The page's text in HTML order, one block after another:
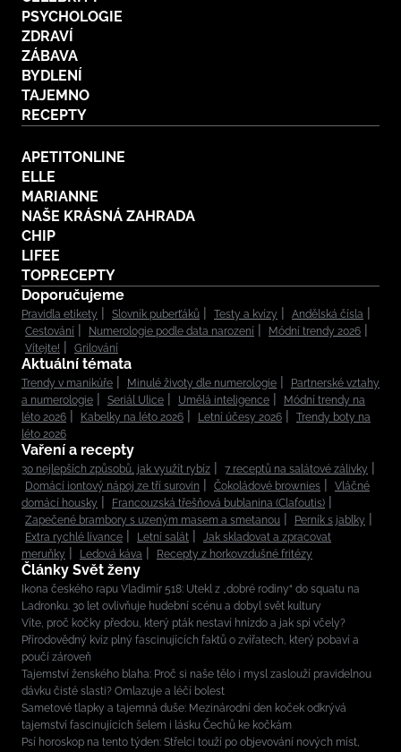
PSYCHOLOGIE
ZDRAVÍ
ZÁBAVA
BYDLENÍ
TAJEMNO
RECEPTY
APETITONLINE
ELLE
MARIANNE
NAŠE KRÁSNÁ ZAHRADA
CHIP
LIFEE
TOPRECEPTY
Doporučujeme
Pravidla etikety Slovník puberťáků Testy a kvízy
Andělská čísla
Cestování
Numerologie podle data narození
Módní trendy 2026
Vítejte!
Grilování
Aktuální témata
Trendy v manikúře Minulé životy dle numerologie
Partnerské vztahy
a numerologie
Seriál Ulice Umělá inteligence
Módní trendy na
léto 2026
Kabelky na léto 2026 Letní účesy 2026
Trendy boty na
léto 2026
Vaření a recepty
30 nejlepších způsobů, jak využít rybíz
7 receptů na salátové zálivky
Domácí iontový nápoj ze tří surovin
Čokoládové brownies
Vláčné
domácí housky
Francouzská třešňová bublanina (Clafoutis)
Zapečené brambory s uzeným masem a smetanou
Perník s jablky
Extra rychlé lívance
Letní salát
Jak skladovat a zpracovat
meruňky
Ledová káva Recepty z horkovzdušné fritézy
Články Svět ženy
Ikona českého rapu Vladimír 518: Utekl z „dobré rodiny“ do squatu na
Ladronku. 30 let ovlivňuje hudební scénu a dobyl svět kultury
Víte, proč kočky předou, který pták nestaví hnízdo a jak spí včely?
Přírodovědný kvíz plný fascinujících faktů o zvířatech, který pobaví a
poučí zároveň
Tajemství ženského blaha: Proč si naše tělo i mysl zaslouží pravidelnou
dávku čisté slasti? Omlazuje a léčí bolest
Sametové tlapky a tajemná duše: Mezinárodní den koček odkrývá
tajemství fascinujících šelem i lásku Čechů ke kočkám
Psí horoskop na tento týden: Střelci touží po objevování nových míst,